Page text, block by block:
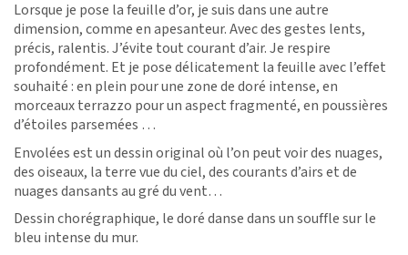
Lorsque je pose la feuille d’or, je suis dans une autre
dimension, comme en apesanteur. Avec des gestes lents,
précis, ralentis. J’évite tout courant d’air. Je respire
profondément. Et je pose délicatement la feuille avec l’effet
souhaité : en plein pour une zone de doré intense, en
morceaux terrazzo pour un aspect fragmenté, en poussières
d’étoiles parsemées …
Envolées est un dessin original où l’on peut voir des nuages,
des oiseaux, la terre vue du ciel, des courants d’airs et de
nuages dansants au gré du vent…
Dessin chorégraphique, le doré danse dans un souffle sur le
bleu intense du mur.